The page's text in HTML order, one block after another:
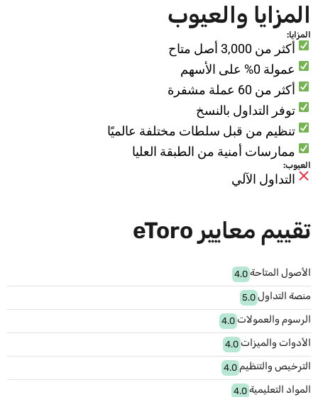
المزايا والعيوب
المزايا:
أكثر من 3,000 أصل متاح
عمولة 0% على الأسهم
أكثر من 60 عملة مشفرة
توفر التداول بالنسخ
تنظيم من قبل سلطات مختلفة عالميًا
ممارسات أمنية من الطبقة العليا
العيوب:
التداول الآلي
تقييم معايير eToro
الأصول المتاحة 4.0
منصة التداول 5.0
الرسوم والعمولات 4.0
الأدوات والميزات 4.0
الترخيص والتنظيم 4.0
المواد التعليمية 4.0